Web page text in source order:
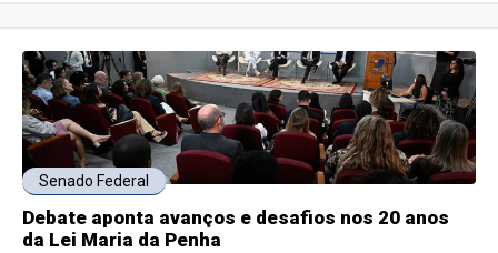
Senado Federal
Debate aponta avanços e desafios nos 20 anos
da Lei Maria da Penha